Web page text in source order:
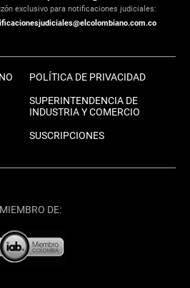
exclusivo para notificaciones judiciales:
POLÍTICA DE PRIVACIDAD
SUPERINTENDENCIA DE
INDUSTRIA Y COMERCIO
SUSCRIPCIONES
MIEMBRO DE: